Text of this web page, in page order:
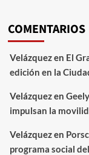
COMENTARIOS
Velázquezen El
edición en la
Velázquezen
impulsan la
Velázquezen
programa social